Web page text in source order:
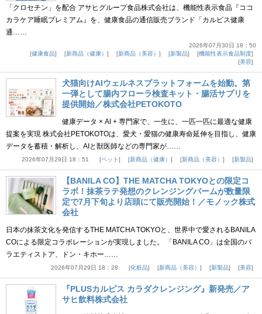
「クロセチン」を配合 アサヒグループ食品株式会社は、機能性表示食品『ココ
カラケア睡眠プレミアム』を、健康食品の通信販売ブランド「カルピス健康
通……
2026年07月30日 18：50
健康食品
新商品（健康） 新商品（美容） 新製品
機能性表示食品制度
美容
犬猫向けAIウェルネスプラットフォームを始動。第
一弾として腸内フローラ検査キット・腸活サプリを
提供開始／株式会社PETOKOTO
健康データ × AI + 専門家で、一生に、一匹一匹に最適な健康
提案を実現 株式会社PETOKOTOは、愛犬・愛猫の健康寿命延伸を目指し、健康
データを蓄積・解析し、AIと獣医師などの専門家が……
2026年07月29日 18：51 ペット 新商品（健康） 新商品（美容） 新製品
【BANILA CO】THE MATCHA TOKYOとの限定コ
ラボ！抹茶ラテ発想のクレンジングバームが数量限
定で7月下旬より店頭にて販売開始！／モノック株式
会社
日本の抹茶文化を発信するTHE MATCHA TOKYOと、世界中で愛されるBANILA
COによる限定コラボレーションが実現しました。 「BANILA CO」は全国のバ
ラエティストア、ドン・キホー……
2026年07月29日 18：28 化粧品 新商品（美容） 新製品 美容
『PLUSカルピス カラダクレンジング』新発売／ア
サヒ飲料株式会社